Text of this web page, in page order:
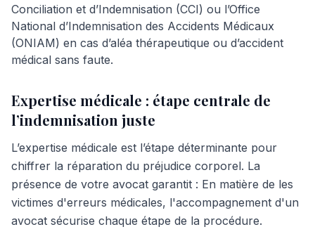
Conciliation et d’Indemnisation (CCI) ou l’Office
National d’Indemnisation des Accidents Médicaux
(ONIAM) en cas d’aléa thérapeutique ou d’accident
médical sans faute.
Expertise médicale : étape centrale de
l’indemnisation juste
L’expertise médicale est l’étape déterminante pour
chiffrer la réparation du préjudice corporel. La
présence de votre avocat garantit : En matière de les
victimes d'erreurs médicales, l'accompagnement d'un
avocat sécurise chaque étape de la procédure.